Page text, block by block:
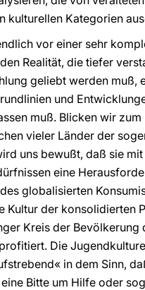
kulturellen Kategorien
vor einer sehr
Realität, die tiefer
geliebt werden muß,
und
muß. Blicken wir zum
vieler Länder der
uns bewußt, daß sie
eine
globalisierten
Kultur der konsolidierten
Kreis der Bevölkerung
Die
in dem Sinn,
Bitte um Hilfe oder